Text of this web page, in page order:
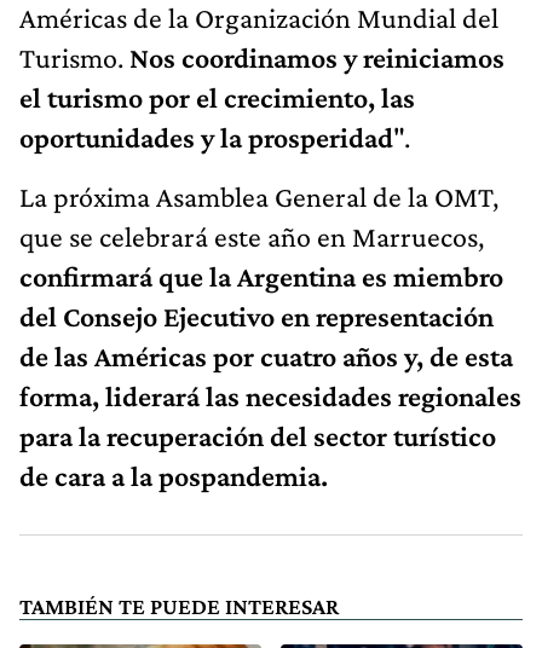
Américas de la Organización Mundial del
Turismo. Nos coordinamos y reiniciamos
el turismo por el crecimiento, las
oportunidades y la prosperidad".
La próxima Asamblea General de la OMT,
que se celebrará este año en Marruecos,
confirmará que la Argentina es miembro
del Consejo Ejecutivo en representación
de las Américas por cuatro años y, de esta
forma, liderará las necesidades regionales
para la recuperación del sector turístico
de cara a la pospandemia.
TAMBIÉN TE PUEDE INTERESAR